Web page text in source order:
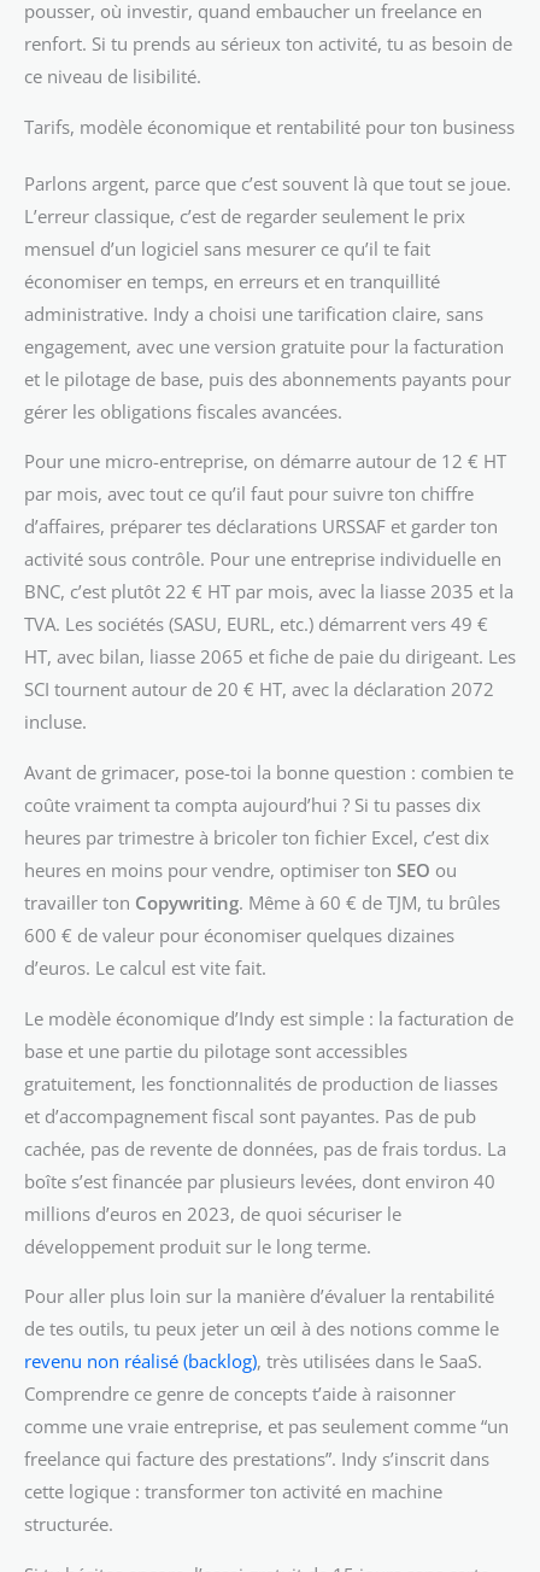
pousser, où investir, quand embaucher un freelance en
renfort. Si tu prends au sérieux ton activité, tu as besoin de
ce niveau de lisibilité.
Tarifs, modèle économique et rentabilité pour ton business
Parlons argent, parce que c’est souvent là que tout se joue.
L’erreur classique, c’est de regarder seulement le prix
mensuel d’un logiciel sans mesurer ce qu’il te fait
économiser en temps, en erreurs et en tranquillité
administrative. Indy a choisi une tarification claire, sans
engagement, avec une version gratuite pour la facturation
et le pilotage de base, puis des abonnements payants pour
gérer les obligations fiscales avancées.
Pour une micro-entreprise, on démarre autour de 12 € HT
par mois, avec tout ce qu’il faut pour suivre ton chiffre
d’affaires, préparer tes déclarations URSSAF et garder ton
activité sous contrôle. Pour une entreprise individuelle en
BNC, c’est plutôt 22 € HT par mois, avec la liasse 2035 et la
TVA. Les sociétés (SASU, EURL, etc.) démarrent vers 49 €
HT, avec bilan, liasse 2065 et fiche de paie du dirigeant. Les
SCI tournent autour de 20 € HT, avec la déclaration 2072
incluse.
Avant de grimacer, pose-toi la bonne question : combien te
coûte vraiment ta compta aujourd’hui ? Si tu passes dix
heures par trimestre à bricoler ton fichier Excel, c’est dix
heures en moins pour vendre, optimiser ton SEO ou
travailler ton Copywriting. Même à 60 € de TJM, tu brûles
600 € de valeur pour économiser quelques dizaines
d’euros. Le calcul est vite fait.
Le modèle économique d’Indy est simple : la facturation de
base et une partie du pilotage sont accessibles
gratuitement, les fonctionnalités de production de liasses
et d’accompagnement fiscal sont payantes. Pas de pub
cachée, pas de revente de données, pas de frais tordus. La
boîte s’est financée par plusieurs levées, dont environ 40
millions d’euros en 2023, de quoi sécuriser le
développement produit sur le long terme.
Pour aller plus loin sur la manière d’évaluer la rentabilité
de tes outils, tu peux jeter un œil à des notions comme le
revenu non réalisé (backlog), très utilisées dans le SaaS.
Comprendre ce genre de concepts t’aide à raisonner
comme une vraie entreprise, et pas seulement comme “un
freelance qui facture des prestations”. Indy s’inscrit dans
cette logique : transformer ton activité en machine
structurée.